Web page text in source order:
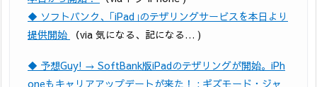
◆ ソフトバンク、｢iPad｣のテザリングサービスを本日より
提供開始
（via 気になる、記になる… )
◆ 予想Guy! → SoftBank版iPadのテザリングが開始。iPh
oneもキャリアアップデートが来た！ : ギズモード・ジャ